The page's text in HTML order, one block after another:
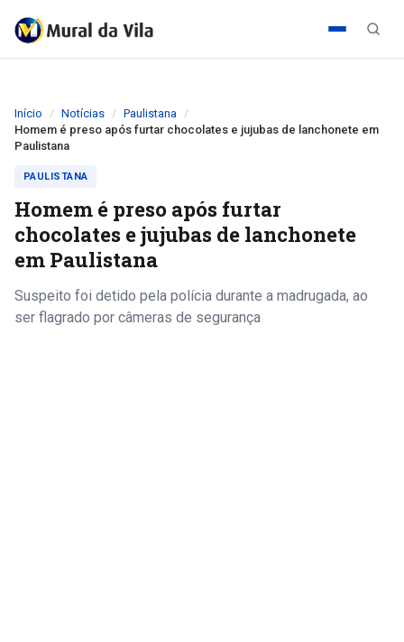
Início Notícias
Paulistana
Homem é preso após furtar chocolates e jujubas de lanchonete em
Paulistana
PAULISTANA
Homem é preso após furtar
chocolates e jujubas de lanchonete
em Paulistana
Suspeito foi detido pela polícia durante a madrugada, ao
ser flagrado por câmeras de segurança